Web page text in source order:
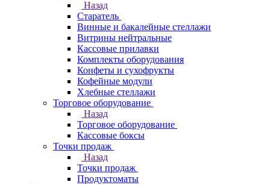
Назад
Старатель
Винные и бакалейные стеллажи
Витрины нейтральные
Кассовые прилавки
Комплекты оборудования
Конфеты и сухофрукты
Кофейные модули
Хлебные стеллажи
Торговое оборудование
Назад
Торговое оборудование
Кассовые боксы
Точки продаж
Назад
Точки продаж
Продуктоматы